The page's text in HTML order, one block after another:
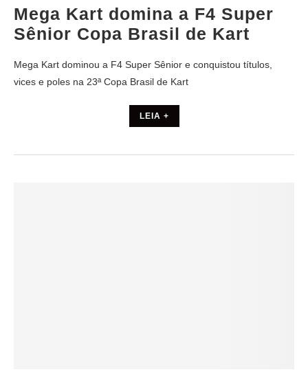
Mega Kart domina a F4 Super
Sênior Copa Brasil de Kart
Mega Kart dominou a F4 Super Sênior e conquistou títulos,
vices e poles na 23ª Copa Brasil de Kart
LEIA +